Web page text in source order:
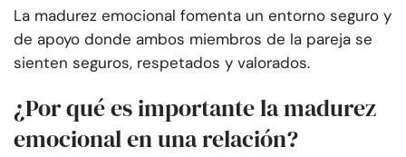
La madurez emocional fomenta un entorno seguro y
de apoyo donde ambos miembros de la pareja se
sienten seguros, respetados y valorados.
¿Por qué es importante la madurez
emocional en una relación?